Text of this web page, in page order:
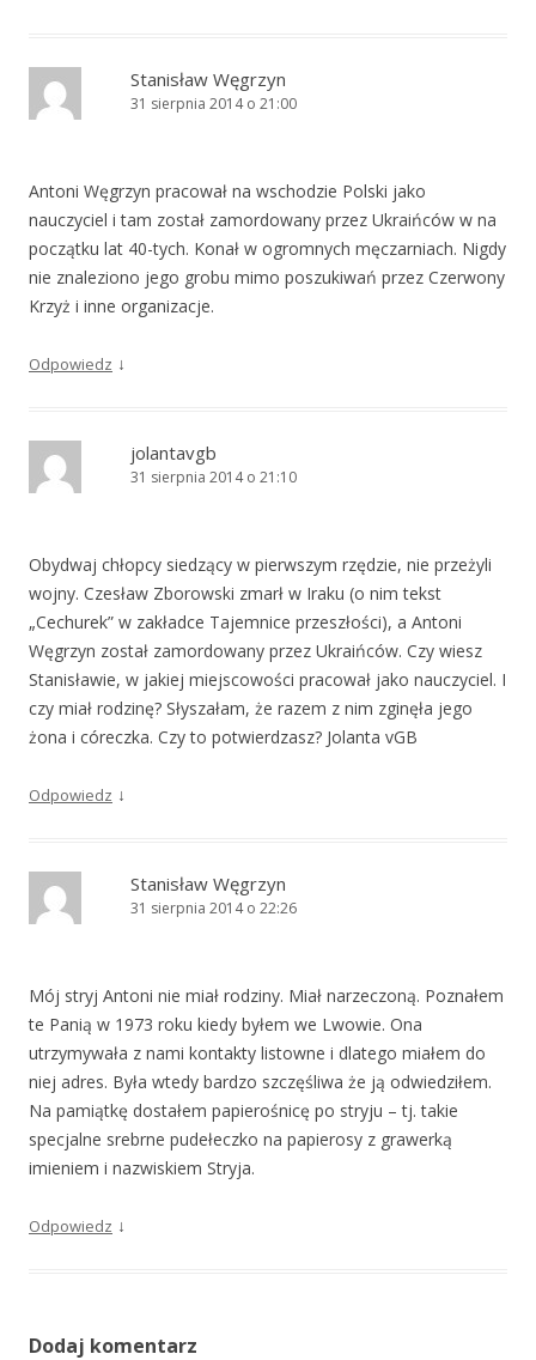
Stanisław Węgrzyn
31 sierpnia 2014 o 21:00
Antoni Węgrzyn pracował na wschodzie Polski jako
nauczyciel i tam został zamordowany przez Ukraińców w na
początku lat 40-tych. Konał w ogromnych męczarniach. Nigdy
nie znaleziono jego grobu mimo poszukiwań przez Czerwony
Krzyż i inne organizacje.
Odpowiedz ↓
jolantavgb
31 sierpnia 2014 o 21:10
Obydwaj chłopcy siedzący w pierwszym rzędzie, nie przeżyli
wojny. Czesław Zborowski zmarł w Iraku (o nim tekst
„Cechurek” w zakładce Tajemnice przeszłości), a Antoni
Węgrzyn został zamordowany przez Ukraińców. Czy wiesz
Stanisławie, w jakiej miejscowości pracował jako nauczyciel. I
czy miał rodzinę? Słyszałam, że razem z nim zginęła jego
żona i córeczka. Czy to potwierdzasz? Jolanta vGB
Odpowiedz ↓
Stanisław Węgrzyn
31 sierpnia 2014 o 22:26
Mój stryj Antoni nie miał rodziny. Miał narzeczoną. Poznałem
te Panią w 1973 roku kiedy byłem we Lwowie. Ona
utrzymywała z nami kontakty listowne i dlatego miałem do
niej adres. Była wtedy bardzo szczęśliwa że ją odwiedziłem.
Na pamiątkę dostałem papierośnicę po stryju – tj. takie
specjalne srebrne pudełeczko na papierosy z grawerką
imieniem i nazwiskiem Stryja.
Odpowiedz ↓
Dodaj komentarz